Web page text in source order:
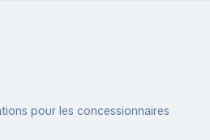
pour les concessionnaires